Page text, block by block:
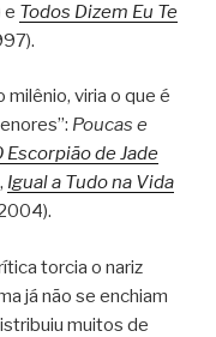
e Todos Dizem Eu Te
milênio, viria o que é
Poucas e
Escorpião de Jade
Igual a Tudo na Vida
torcia o nariz
já não se enchiam
muitos de